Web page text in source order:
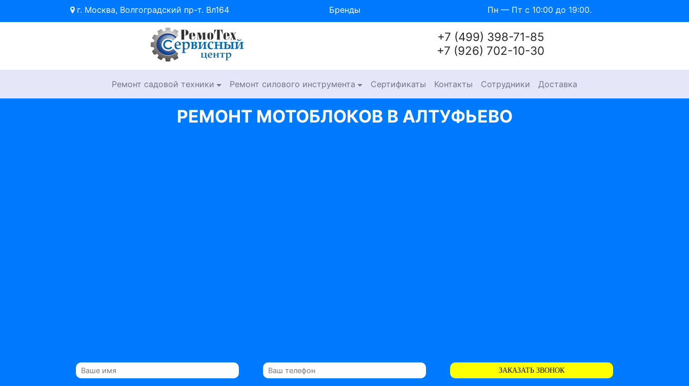
г. Москва, Волгоградский пр-т. Вл164 Бренды Пн — Пт с 10:00 до 19:00.
+7 (499) 398-71-85
+7 (926) 702-10-30
Ремонт садовой техники Ремонт силового инструмента Сертификаты Контакты Сотрудники Доставка
РЕМОНТ МОТОБЛОКОВ В АЛТУФЬЕВО
ЗАКАЗАТЬ ЗВОНОК